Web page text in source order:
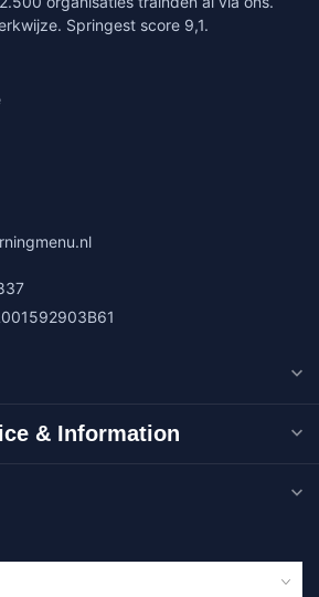
Springest score 9,1.
& Information